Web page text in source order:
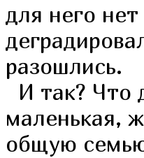
для него
разошлись.
И так? Что
маленькая,
общую